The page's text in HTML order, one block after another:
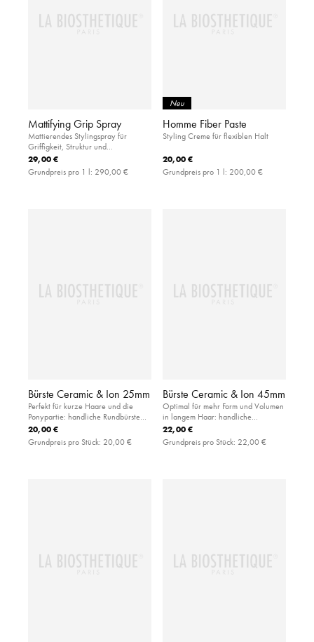
Mattifying Grip Spray
Mattierendes Stylingspray für
Griffigkeit, Struktur und
Ansatzvolumen
29,00 €
Grundpreis pro 1 l: 290,00 €
Neu
Homme Fiber Paste
Styling Creme für flexiblen Halt
20,00 €
Grundpreis pro 1 l: 200,00 €
Bürste Ceramic & Ion 25mm
Perfekt für kurze Haare und die
Ponypartie: handliche Rundbürste
aus haar- und kopfhautfreundlicher
Keramik
20,00 €
Grundpreis pro Stück: 20,00 €
Bürste Ceramic & Ion 45mm
Optimal für mehr Form und Volumen
in langem Haar: handliche
Rundbürste aus haar- und
kopfhautfreundlicher Keramik
22,00 €
Grundpreis pro Stück: 22,00 €